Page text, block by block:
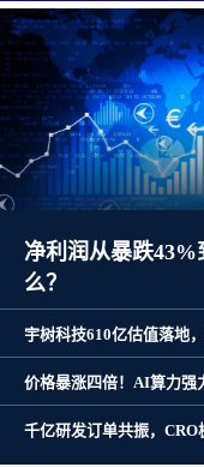
净利润从暴跌
么？
宇树科技610亿估值落地
价格暴涨四倍！AI算力强
千亿研发订单共振，CRO